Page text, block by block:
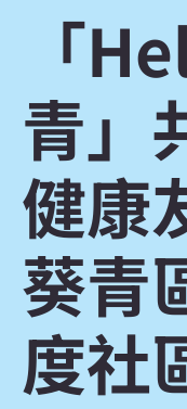
「
青」
健康
葵青
度社